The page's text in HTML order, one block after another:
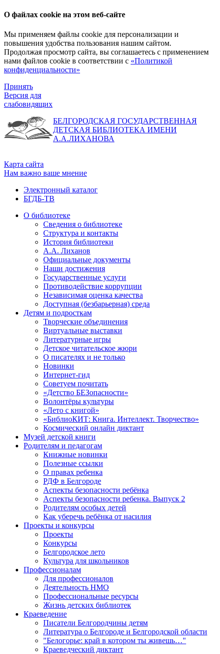
О файлах cookie на этом веб-сайте
Мы применяем файлы cookie для персонализации и
повышения удобства пользования нашим сайтом.
Продолжая просмотр сайта, вы соглашаетесь с применением
нами файлов cookie в соответствии с «Политикой
конфиденциальности»
Принять
Версия для
слабовидящих
БЕЛГОРОДСКАЯ ГОСУДАРСТВЕННАЯ
ДЕТСКАЯ БИБЛИОТЕКА ИМЕНИ
А.А.ЛИХАНОВА
Карта сайта
Нам важно ваше мнение
Электронный каталог
БГДБ-ТВ
О библиотеке
Сведения о библиотеке
Структура и контакты
История библиотеки
А.А. Лиханов
Официальные документы
Наши достижения
Государственные услуги
Противодействие коррупции
Независимая оценка качества
Доступная (безбарьерная) среда
Детям и подросткам
Творческие объединения
Виртуальные выставки
Литературные игры
Детское читательское жюри
О писателях и не только
Новинки
Интернет-гид
Советуем почитать
«Детство БЕЗопасности»
Волонтёры культуры
«Лето с книгой»
«БиблиоКИТ: Книга. Интеллект. Творчество»
Космический онлайн диктант
Музей детской книги
Родителям и педагогам
Книжные новинки
Полезные ссылки
О правах ребенка
РДФ в Белгороде
Аспекты безопасности ребёнка
Аспекты безопасности ребенка. Выпуск 2
Родителям особых детей
Как уберечь ребёнка от насилия
Проекты и конкурсы
Проекты
Конкурсы
Белгородское лето
Культура для школьников
Профессионалам
Для профессионалов
Деятельность НМО
Профессиональные ресурсы
Жизнь детских библиотек
Краеведение
Писатели Белгородчины детям
Литература о Белгороде и Белгородской области
"Белогорье: край в котором ты живешь…"
Краеведческий диктант